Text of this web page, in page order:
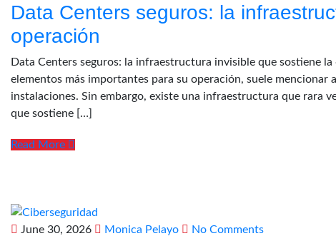
Data Centers seguros: la
operación
Data Centers seguros: la infraestructura invisible que sostiene
elementos más importantes para su operación, suele mencionar
instalaciones. Sin embargo, existe una infraestructura que rara
que sostiene […]
Read More
June 30, 2026 Monica Pelayo No Comments